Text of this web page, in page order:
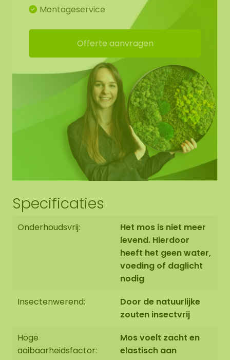
optioneel een akoestische plaat (AkMOStico) in
het mosschilderij verwerken voor een optimale
geluidsabsorptie. Dit zorgt voor 15% meer
geluidsopname! De dots hebben ophangogen,
zodat u hem zelf eenvoudig kunt ophangen.
Werktekening mosdots:
Voor het mooiste eindresultaat hebben we voor u
een werktekening gemaakt zodat het
mospatroon doorloopt van vorm naar vorm. U
bent uiteraard vrij om hiervan af te wijken.
Randafwerking mosdots:
De rand van het mos werken we netjes afgerond
Het mosschilderij wordt met uiterste zorg voor u
op bestelling in Asten (NL) handgemaakt.
U heeft de mogelijkheid om het mosschilderij:
2: Te laten bezorgen
Montageservice
Offerte aanvragen
Specificaties
Onderhoudsvrij:
Het mos is niet meer
levend. Hierdoor
heeft het geen water,
voeding of daglicht
nodig
Insectenwerend:
Door de natuurlijke
zouten insectvrij
Hoge
aaibaarheidsfactor:
Mos voelt zacht en
elastisch aan